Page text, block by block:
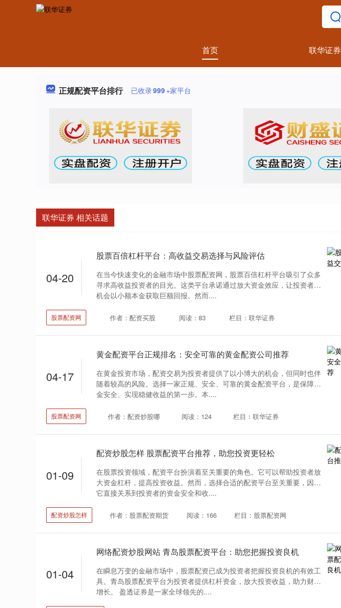
首页 联华证券
正规配资平台排行 已收录999+家平台
联华证券 相关话题
04-20
股票百倍杠杆平台：高收益交易选择与风险评估
在当今快速变化的金融市场中股票配资网，股票百倍杠杆平台吸引了众多
寻求高收益投资者的目光。这类平台承诺通过放大资金效应，让投资者有
机会以小额本金获取巨额回报。然而....
股票配资网 作者：配资买股 阅读：83 栏目：联华证券
04-17
黄金配资平台正规排名：安全可靠的黄金配资公司推荐
在黄金投资市场，配资交易为投资者提供了以小博大的机会，但同时也伴
随着较高的风险。选择一家正规、安全、可靠的黄金配资平台，是保障资
金安全、实现稳健收益的第一步。本....
股票配资网 作者：配资炒股哪 阅读：124 栏目：联华证券
01-09
配资炒股怎样 股票配资平台推荐，助您投资更轻松
在股票投资领域，配资平台扮演着至关重要的角色。它可以帮助投资者放
大资金杠杆，提高投资收益。然而，选择合适的配资平台至关重要，因为
它直接关系到投资者的资金安全和收....
配资炒股怎样 作者：股票配资期货 阅读：166 栏目：股票配资网
01-04
网络配资炒股网站 青岛股票配资平台：助您把握投资良机
在瞬息万变的金融市场中，股票配资已成为投资者把握投资良机的有效工
具。青岛股票配资平台为投资者提供杠杆资金，放大投资收益，助力财富
增长。 盈透证券是一家全球领先的....